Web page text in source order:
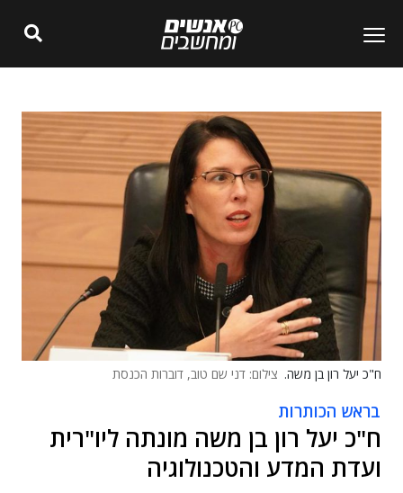
ח"כ יעל רון בן משה. צילום: דני שם טוב, דוברות הכנסת
בראש הכותרות
ח"כ יעל רון בן משה מונתה ליו"רית
ועדת המדע והטכנולוגיה